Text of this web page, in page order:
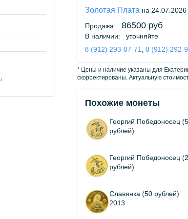
Золотая Плата на 24.07.2026
Продажа:
86500 руб
В наличии:
уточняйте
8 (912) 293-07-71
8 (912) 292-
* Цены и наличие указаны для
скорректированы. Актуальную
Похожие монеты
Георгий Победоносец
рублей)
Георгий Победоносец
рублей)
Славянка (50 рублей)
2013